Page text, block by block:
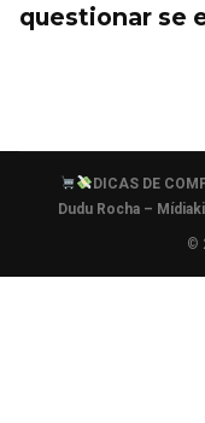
questionar se
DICAS DE
Dudu Rocha –
©